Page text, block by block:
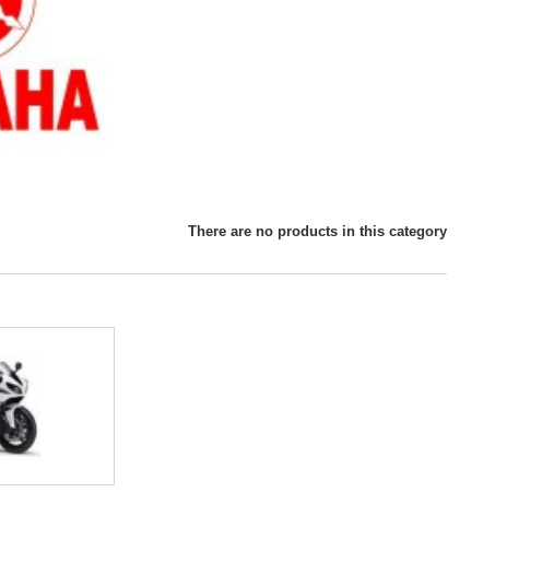
There are no products in this category